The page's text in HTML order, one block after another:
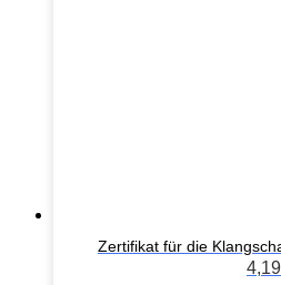
Zertifikat für die
4,19